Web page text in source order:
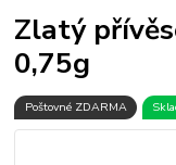
Zlatý
0,75g
Poštovné ZDARMA